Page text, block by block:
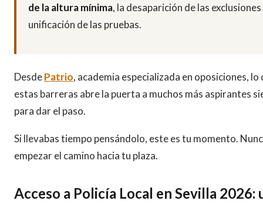
de la altura mínima, la desaparición de las
unificación de las pruebas.
DesdePatrio, academia especializada en oposiciones,
estas barreras abre la puerta a muchos más aspirantes
para dar el paso.
Si llevabas tiempo pensándolo, este es tu momento.
empezar el camino hacia tu plaza.
Acceso a Policía Local en Sevilla 2026: